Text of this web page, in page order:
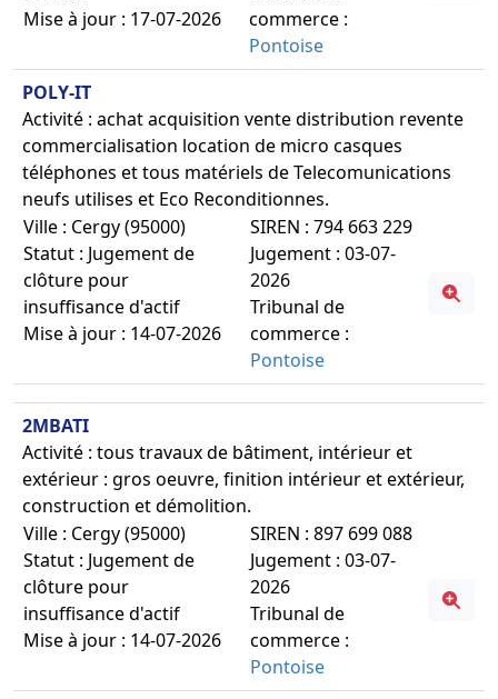
Mise à jour : 17-07-2026
commerce :
Pontoise
POLY-IT
Activité : achat acquisition vente distribution revente
commercialisation location de micro casques
téléphones et tous matériels de Telecomunications
neufs utilises et Eco Reconditionnes.
Ville : Cergy (95000)
Statut : Jugement de
clôture pour
insuffisance d'actif
Mise à jour : 14-07-2026
SIREN : 794 663 229
Jugement : 03-07-
2026
Tribunal de
commerce :
Pontoise
2MBATI
Activité : tous travaux de bâtiment, intérieur et
extérieur : gros oeuvre, finition intérieur et extérieur,
construction et démolition.
Ville : Cergy (95000)
Statut : Jugement de
clôture pour
insuffisance d'actif
Mise à jour : 14-07-2026
SIREN : 897 699 088
Jugement : 03-07-
2026
Tribunal de
commerce :
Pontoise